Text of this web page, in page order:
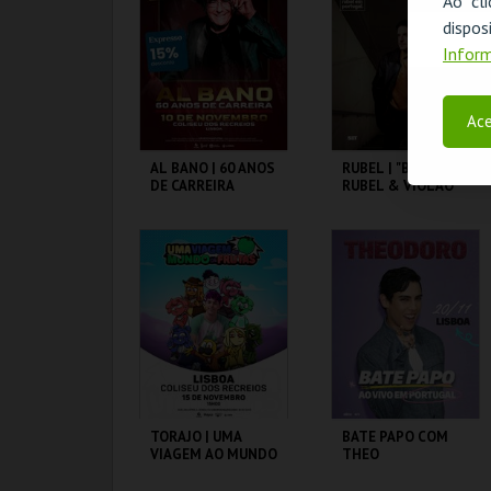
MAIS INFO
COMPRAR
AL BANO | 60 ANOS
DE CARREIRA
COLISEU DE LISBOA
MAIS INFO
COMPRAR
RUBEL | "BELEZA.
RUBEL & VIOLÃO"
MAIS INFO
COMPRAR
TORAJO | UMA
VIAGEM AO MUNDO
BATE PAPO COM
THEO